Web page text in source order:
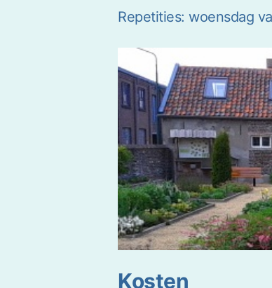
Repetities: woensdag
Kosten